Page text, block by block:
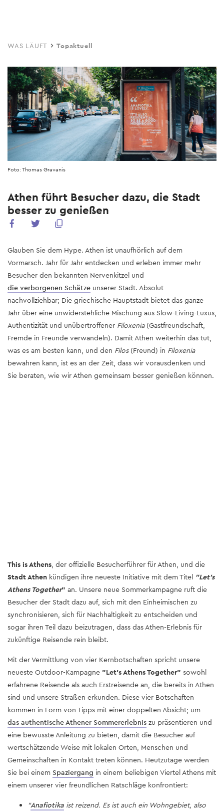
main
WAS LÄUFT Topaktuell
Foto: Thomas Gravanis
Athen führt Besucher dazu, die Stadt
besser zu genießen
Glauben Sie dem Hype. Athen ist unaufhörlich auf dem
Vormarsch. Jahr für Jahr entdecken und erleben immer mehr
Besucher den bekannten Nervenkitzel und
die verborgenen Schätze unserer Stadt. Absolut
nachvollziehbar; Die griechische Hauptstadt bietet das ganze
Jahr über eine unwiderstehliche Mischung aus Slow-Living-Luxus,
Authentizität und unübertroffener Filoxenia(Gastfreundschaft,
Fremde in Freunde verwandeln). Damit Athen weiterhin das tut,
was es am besten kann, und den Filos(Freund) in Filoxenia
bewahren kann, ist es an der Zeit, dass wir vorausdenken und
Sie beraten, wie wir Athen gemeinsam besser genießen können.
This is Athens, der offizielle Besucherführer für Athen, und die
Stadt Athen kündigen ihre neueste Initiative mit dem Titel "Let's
Athens Together" an. Unsere neue Sommerkampagne ruft die
Besucher der Stadt dazu auf, sich mit den Einheimischen zu
synchronisieren, sich für Nachhaltigkeit zu entscheiden und
sogar ihren Teil dazu beizutragen, dass das Athen-Erlebnis für
zukünftige Reisende rein bleibt.
Mit der Vermittlung von vier Kernbotschaften spricht unsere
neueste Outdoor-Kampagne "Let's Athens Together" sowohl
erfahrene Reisende als auch Erstreisende an, die bereits in Athen
sind und unsere Straßen erkunden. Diese vier Botschaften
kommen in Form von Tipps mit einer doppelten Absicht; um
das authentische Athener Sommererlebnis zu präsentieren und
eine bewusste Anleitung zu bieten, damit die Besucher auf
wertschätzende Weise mit lokalen Orten, Menschen und
Gemeinschaften in Kontakt treten können. Heutzutage werden
Sie bei einem Spaziergang in einem beliebigen Viertel Athens mit
einem unserer vier freundlichen Ratschläge konfrontiert:
"Anafiotika ist reizend. Es ist auch ein Wohngebiet, also